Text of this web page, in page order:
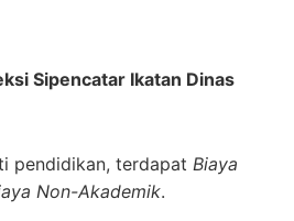
Sipencatar Ikatan Dinas
pendidikan, terdapat Biaya
Non-Akademik.